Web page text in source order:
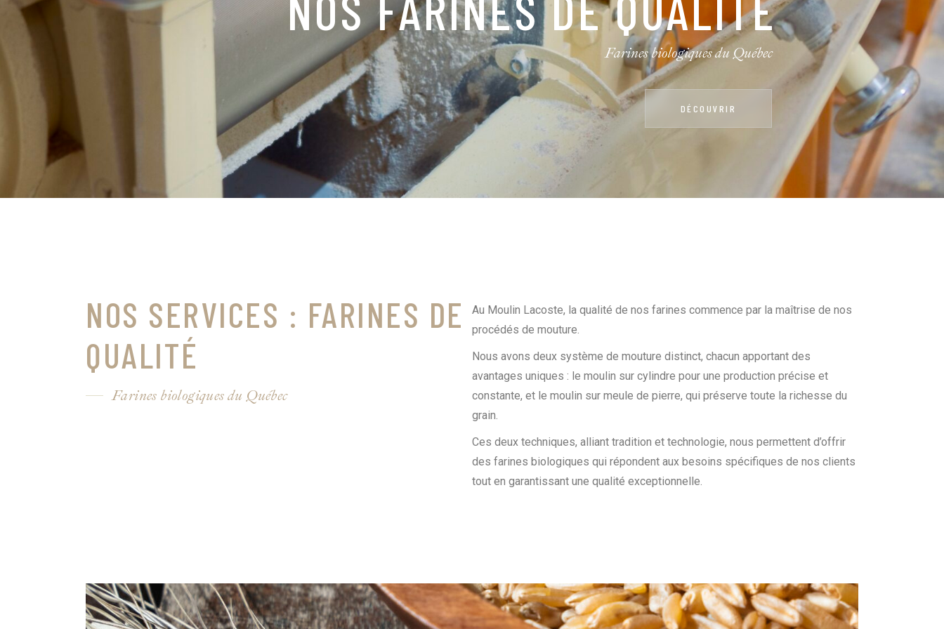
Farines biologiques du Québec
DÉCOUVRIR
NOS SERVICES : FARINES DE
QUALITÉ
Farines biologiques du Québec
Au Moulin Lacoste, la qualité de nos farines commence par la maîtrise de nos
procédés de mouture.
Nous avons deux système de mouture distinct, chacun apportant des
avantages uniques : le moulin sur cylindre pour une production précise et
constante, et le moulin sur meule de pierre, qui préserve toute la richesse du
grain.
Ces deux techniques, alliant tradition et technologie, nous permettent d’offrir
des farines biologiques qui répondent aux besoins spécifiques de nos clients
tout en garantissant une qualité exceptionnelle.